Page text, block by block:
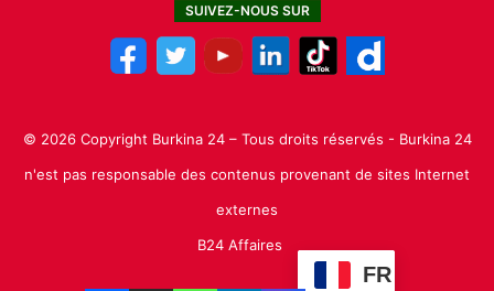
SUIVEZ-NOUS SUR
© 2026 Copyright Burkina 24 – Tous droits réservés - Burkina 24
n'est pas responsable des contenus provenant de sites Internet
externes
B24 Affaires
FR